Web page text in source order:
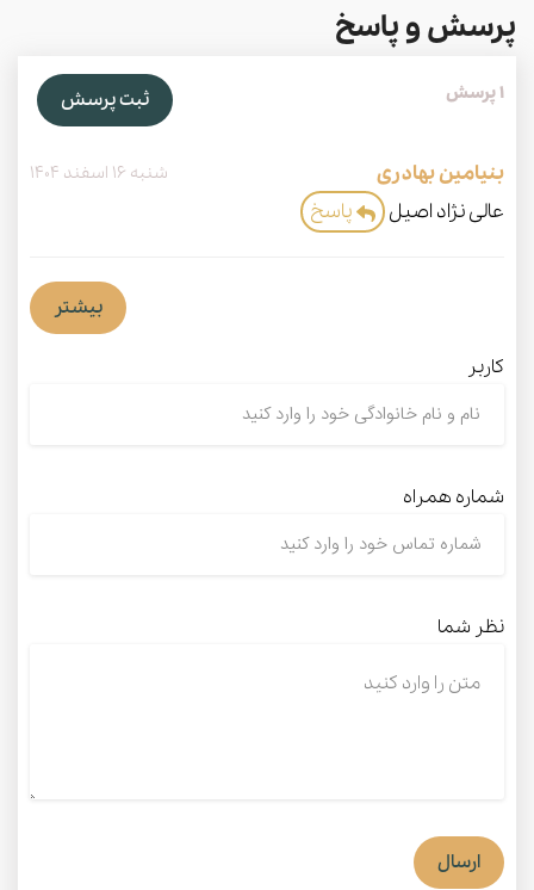
پرسش و پاسخ
ثبت پرسش 1 پرسش
بنیامین بهادری شنبه 16 اسفند 1404
عالی نژاد اصیل پاسخ
بیشتر
کاربر
شماره همراه
نظر شما
ارسال